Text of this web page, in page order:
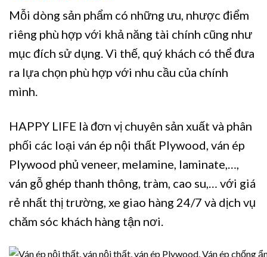
Mỗi dòng sản phẩm có những ưu, nhược điểm
riêng phù hợp với khả năng tài chính cũng như
mục đích sử dụng. Vì thế, quý khách có thể đưa
ra lựa chọn phù hợp với nhu cầu của chính
mình.
HAPPY LIFE là đơn vị chuyên sản xuất và phân
phối các loại ván ép nội thất Plywood, ván ép
Plywood phủ veneer, melamine, laminate,…,
ván gỗ ghép thanh thông, tràm, cao su,… với giá
rẻ nhất thị trường, xe giao hàng 24/7 và dịch vụ
chăm sóc khách hàng tận nơi.